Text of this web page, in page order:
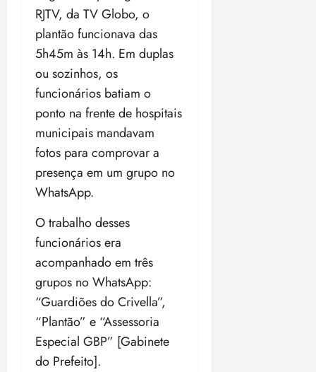
RJTV, da TV Globo, o
plantão funcionava das
5h45m às 14h. Em duplas
ou sozinhos, os
funcionários batiam o
ponto na frente de hospitais
municipais mandavam
fotos para comprovar a
presença em um grupo no
WhatsApp.
O trabalho desses
funcionários era
acompanhado em três
grupos no WhatsApp:
“Guardiões do Crivella”,
“Plantão” e “Assessoria
Especial GBP” [Gabinete
do Prefeito].